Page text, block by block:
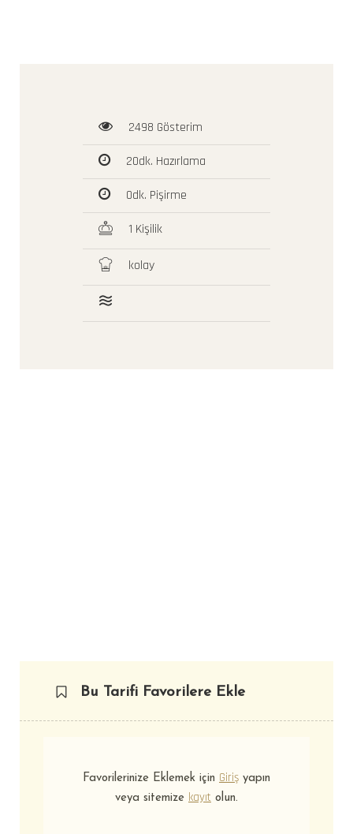
2498 Gösterim
20dk. Hazırlama
0dk. Pişirme
1 Kişilik
kolay
Bu Tarifi Favorilere Ekle
Favorilerinize Eklemek için Giriş yapın
veya sitemize kayıt olun.